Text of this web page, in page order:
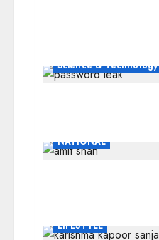
Science & Technology
NATIONAL
LIFESTYLE